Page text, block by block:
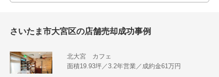
さいたま市大宮区の店舗売却成功事例
北大宮 カフェ
面積19.93坪／3.2年営業／成約金61万円